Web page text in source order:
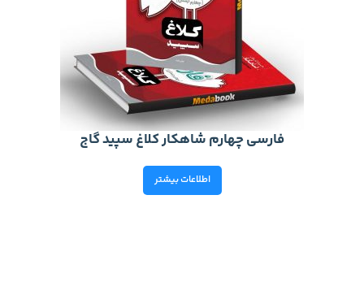
فارسی چهارم شاهکار کلاغ سپید گاج
اطلاعات بیشتر